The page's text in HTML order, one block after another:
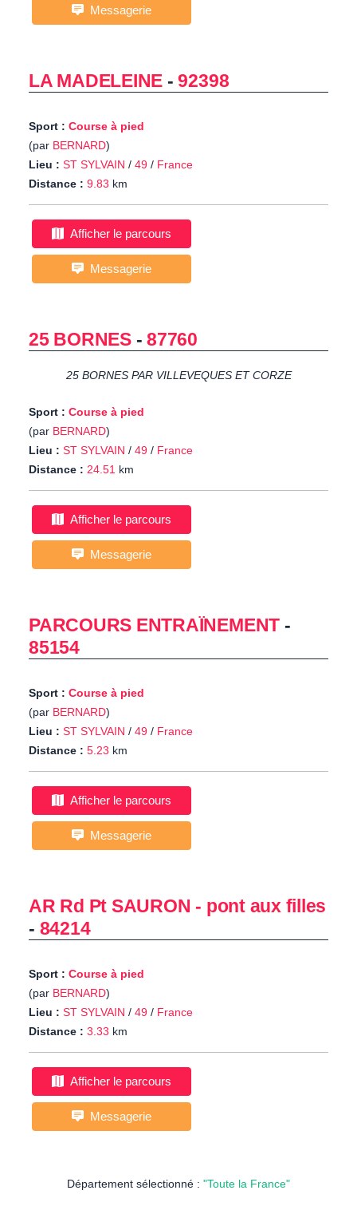
Messagerie
LA MADELEINE -92398
Sport : Course à pied
(par BERNARD)
Lieu : ST SYLVAIN / 49 / France
Distance : 9.83 km
Afficher le parcours
Messagerie
25 BORNES-87760
25 BORNES PAR VILLEVEQUES ET CORZE
Sport : Course à pied
(par BERNARD)
Lieu : ST SYLVAIN / 49 / France
Distance : 24.51 km
Afficher le parcours
Messagerie
PARCOURS ENTRAÏNEMENT -
85154
Sport : Course à pied
(par BERNARD)
Lieu : ST SYLVAIN / 49 / France
Distance : 5.23 km
Afficher le parcours
Messagerie
AR Rd Pt SAURON - pont aux filles
- 84214
Sport : Course à pied
(par BERNARD)
Lieu : ST SYLVAIN / 49 / France
Distance : 3.33 km
Afficher le parcours
Messagerie
Département sélectionné : "Toute la France"